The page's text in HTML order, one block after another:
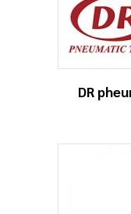
DR